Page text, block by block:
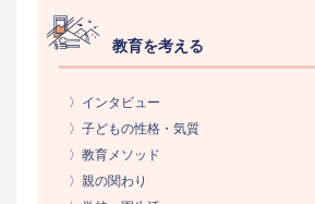
教育を考える
〉インタビュー
〉子どもの性格・気質
〉教育メソッド
〉親の関わり